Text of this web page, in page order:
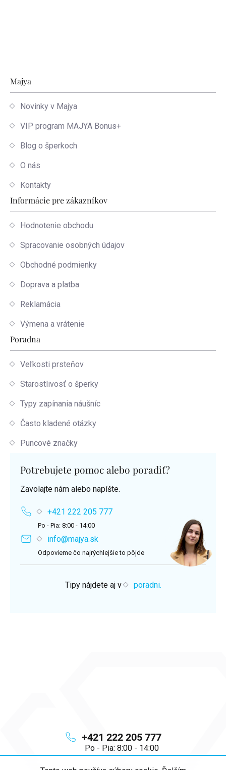
Zápätie
+421 222 205 777
Po - Pia: 8:00 - 14:00
Majya
Novinky v Majya
VIP program MAJYA Bonus+
Blog o šperkoch
O nás
Kontakty
Informácie pre zákazníkov
Hodnotenie obchodu
Spracovanie osobných údajov
Obchodné podmienky
Doprava a platba
Reklamácia
Výmena a vrátenie
Poradna
Veľkosti prsteňov
Starostlivosť o šperky
Typy zapínania náušníc
Často kladené otázky
Puncové značky
Potrebujete pomoc alebo poradiť?
Zavolajte nám alebo napíšte.
+421 222 205 777
Po - Pia: 8:00 - 14:00
info@majya.sk
Odpovieme čo najrýchlejšie to pôjde
Tipy nájdete aj v poradni.